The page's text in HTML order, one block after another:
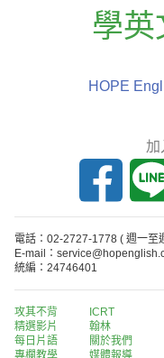
學英
HOPE
加
電話：02-2727-1778 ( 週一至
E-mail：
統編：24746401
攻其不背
精選影片
每日片語
專欄教學
ICRT
翰林
關於我們
媒體報導